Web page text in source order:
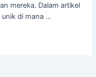
mereka. Dalam artikel
unik di mana …